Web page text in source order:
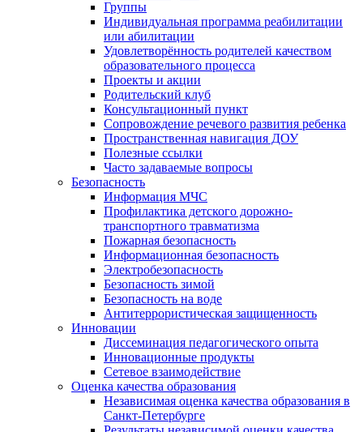
Группы
Индивидуальная программа реабилитации
или абилитации
Удовлетворённость родителей качеством
образовательного процесса
Проекты и акции
Родительский клуб
Консультационный пункт
Сопровождение речевого развития ребенка
Пространственная навигация ДОУ
Полезные ссылки
Часто задаваемые вопросы
Безопасность
Информация МЧС
Профилактика детского дорожно-
транспортного травматизма
Пожарная безопасность
Информационная безопасность
Электробезопасность
Безопасность зимой
Безопасность на воде
Антитеррористическая защищенность
Инновации
Диссеминация педагогического опыта
Инновационные продукты
Сетевое взаимодействие
Оценка качества образования
Независимая оценка качества образования в
Санкт-Петербурге